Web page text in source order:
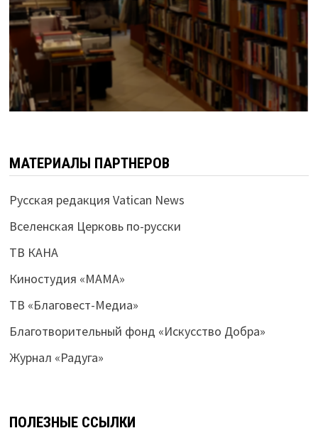
МАТЕРИАЛЫ ПАРТНЕРОВ
Русская редакция Vatican News
Вселенская Церковь по-русски
ТВ КАНА
Киностудия «МАМА»
ТВ «Благовест-Медиа»
Благотворительный фонд «Искусство Добра»
Журнал «Радуга»
ПОЛЕЗНЫЕ ССЫЛКИ